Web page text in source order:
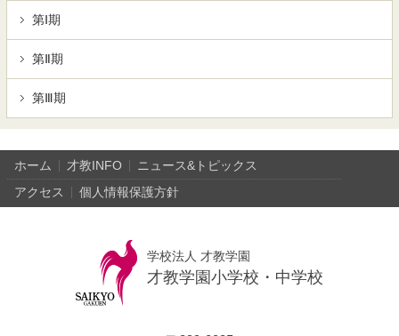
第Ⅰ期
第Ⅱ期
第Ⅲ期
ホーム 才教INFO
ニュース&トピックス
アクセス
個人情報保護方針
学校法人 才教学園
才教学園小学校・中学校